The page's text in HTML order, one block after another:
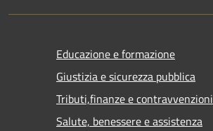
Educazione e formazione
Giustizia e sicurezza pubblica
Tributi,finanze e contravvenzioni
Salute, benessere e assistenza